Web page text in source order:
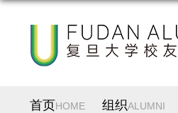
首页HOME 组织ALUMNI